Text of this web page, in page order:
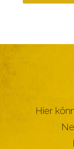
Hier